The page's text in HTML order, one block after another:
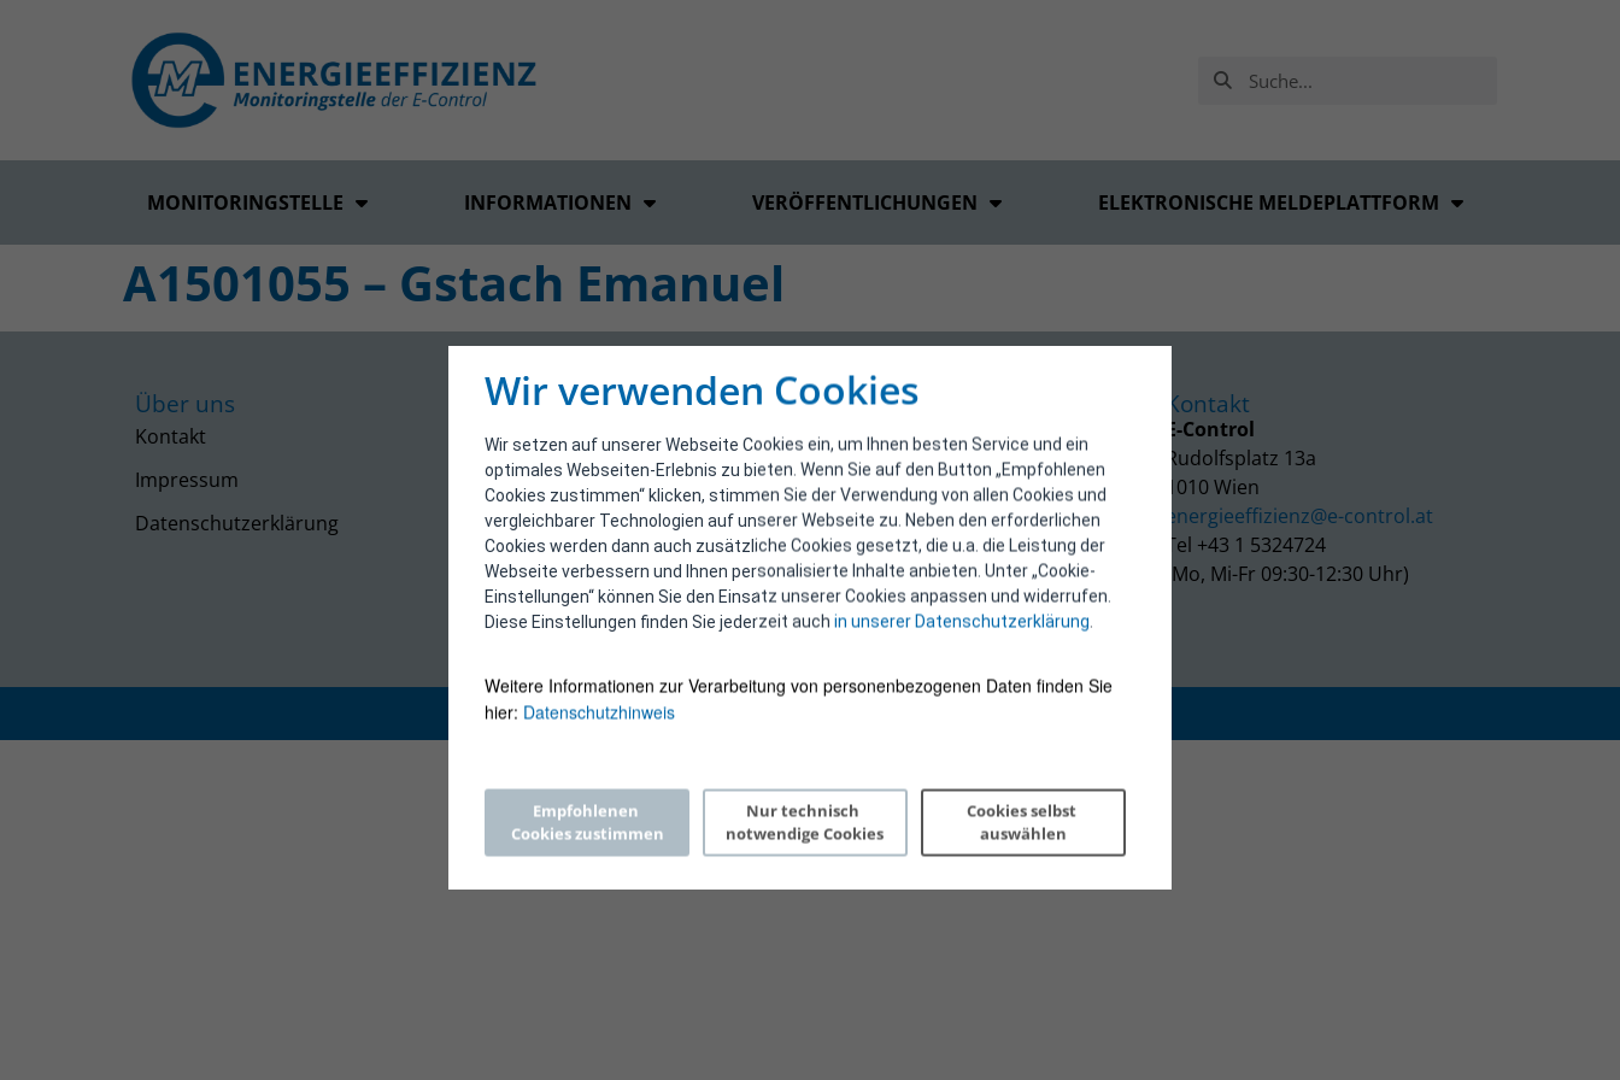
Wir verwenden Cookies
Wir setzen auf unserer Webseite Cookies ein, um Ihnen besten Service und ein
optimales Webseiten-Erlebnis zu bieten. Wenn Sie auf den Button „Empfohlenen
Cookies zustimmen“ klicken, stimmen Sie der Verwendung von allen Cookies und
vergleichbarer Technologien auf unserer Webseite zu. Neben den erforderlichen
Cookies werden dann auch zusätzliche Cookies gesetzt, die u.a. die Leistung der
Webseite verbessern und Ihnen personalisierte Inhalte anbieten. Unter „Cookie-
Einstellungen“ können Sie den Einsatz unserer Cookies anpassen und widerrufen.
Diese Einstellungen finden Sie jederzeit auch in unserer Datenschutzerklärung.
Weitere Informationen zur Verarbeitung von personenbezogenen Daten finden Sie
hier: Datenschutzhinweis
Empfohlenen
Cookies zustimmen
Nur technisch
notwendige Cookies
Cookies selbst
auswählen
MONITORINGSTELLE INFORMATIONEN VERÖFFENTLICHUNGEN ELEKTRONISCHE MELDEPLATTFORM
A1501055 – Gstach Emanuel
Über uns
Kontakt
Impressum
Datenschutzerklärung
Kontakt
E-Control
Rudolfsplatz 13a
1010 Wien
energieeffizienz@e-control.at
Tel +43 1 5324724
(Mo, Mi-Fr 09:30-12:30 Uhr)